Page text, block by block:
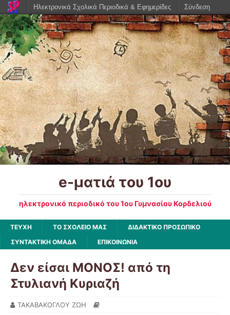
e-ματιά του 1ου
ηλεκτρονικό περιοδικό του 1ου Γυμνασίου Κορδελιού
ΤΕΥΧΗ ΤΟ ΣΧΟΛΕΙΟ ΜΑΣ
ΔΙΔΑΚΤΙΚΟ ΠΡΟΣΩΠΙΚΟ
ΣΥΝΤΑΚΤΙΚΗ ΟΜΑΔΑ
ΕΠΙΚΟΙΝΩΝΙΑ
Δεν είσαι ΜΟΝΟΣ! από τη
Στυλιανή Κυριαζή
ΤΑΚΑΒΑΚΟΓΛΟΥ ΖΩΗ
Ηλεκτρονικά Σχολικά Περιοδικά & Εφημερίδες Σύνδεση